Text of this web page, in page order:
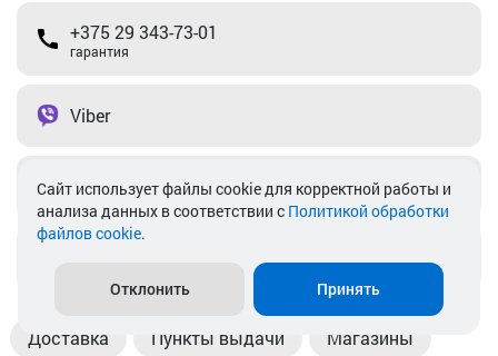
+375 29 343-73-01
гарантия
Viber
Telegram
Доставка Пункты выдачи Магазины
Cайт использует файлы cookie для корректной работы и
анализа данных в соответствии с Политикой обработки
файлов cookie.
Отклонить Принять